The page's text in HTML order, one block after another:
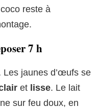
reste à
7 h
Les jaunes d’œufs se
et lisse. Le lait
sur feu doux, en